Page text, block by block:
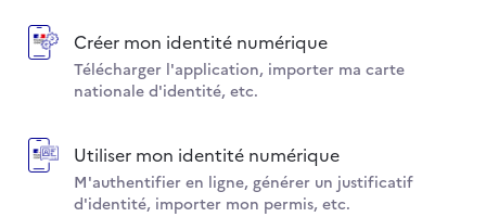
Créer mon identité numérique
Télécharger l'application, importer ma carte
nationale d'identité, etc.
Utiliser mon identité numérique
M'authentifier en ligne, générer un justificatif
d'identité, importer mon permis, etc.